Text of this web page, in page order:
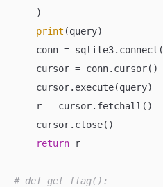
    )
print (query)
    conn = sqlite3.connect(
    cursor = conn.cursor()
    cursor.execute(query)
    r = cursor.fetchall()
    cursor.close()
return r
# def get_flag():